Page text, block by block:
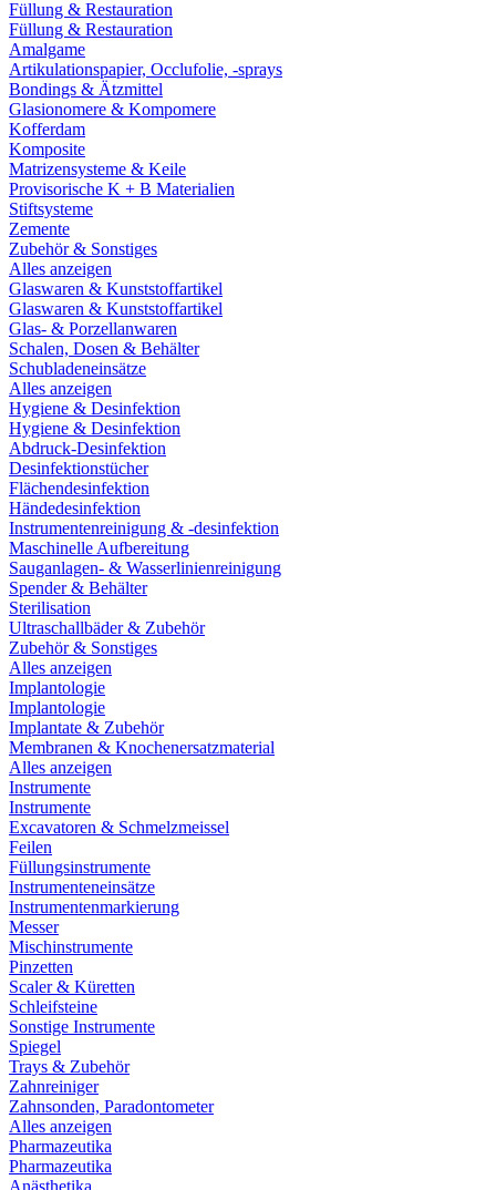
Füllung & Restauration
Füllung & Restauration
Amalgame
Artikulationspapier, Occlufolie, -sprays
Bondings & Ätzmittel
Glasionomere & Kompomere
Kofferdam
Komposite
Matrizensysteme & Keile
Provisorische K + B Materialien
Stiftsysteme
Zemente
Zubehör & Sonstiges
Alles anzeigen
Glaswaren & Kunststoffartikel
Glaswaren & Kunststoffartikel
Glas- & Porzellanwaren
Schalen, Dosen & Behälter
Schubladeneinsätze
Alles anzeigen
Hygiene & Desinfektion
Hygiene & Desinfektion
Abdruck-Desinfektion
Desinfektionstücher
Flächendesinfektion
Händedesinfektion
Instrumentenreinigung & -desinfektion
Maschinelle Aufbereitung
Sauganlagen- & Wasserlinienreinigung
Spender & Behälter
Sterilisation
Ultraschallbäder & Zubehör
Zubehör & Sonstiges
Alles anzeigen
Implantologie
Implantologie
Implantate & Zubehör
Membranen & Knochenersatzmaterial
Alles anzeigen
Instrumente
Instrumente
Excavatoren & Schmelzmeissel
Feilen
Füllungsinstrumente
Instrumenteneinsätze
Instrumentenmarkierung
Messer
Mischinstrumente
Pinzetten
Scaler & Küretten
Schleifsteine
Sonstige Instrumente
Spiegel
Trays & Zubehör
Zahnreiniger
Zahnsonden, Paradontometer
Alles anzeigen
Pharmazeutika
Pharmazeutika
Anästhetika